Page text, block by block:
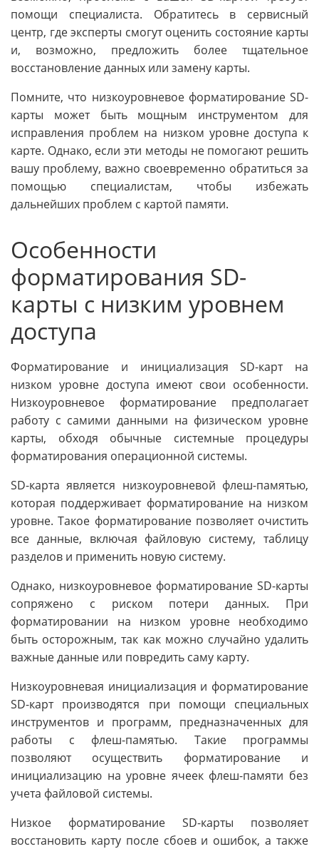
помощи специалиста. Обратитесь в сервисный
центр, где эксперты смогут оценить состояние карты
и, возможно, предложить более тщательное
восстановление данных или замену карты.
Помните, что низкоуровневое форматирование SD-
карты может быть мощным инструментом для
исправления проблем на низком уровне доступа к
карте. Однако, если эти методы не помогают решить
вашу проблему, важно своевременно обратиться за
помощью специалистам, чтобы избежать
дальнейших проблем с картой памяти.
Особенности
форматирования SD-
карты с низким уровнем
доступа
Форматирование и инициализация SD-карт на
низком уровне доступа имеют свои особенности.
Низкоуровневое форматирование предполагает
работу с самими данными на физическом уровне
карты, обходя обычные системные процедуры
форматирования операционной системы.
SD-карта является низкоуровневой флеш-памятью,
которая поддерживает форматирование на низком
уровне. Такое форматирование позволяет очистить
все данные, включая файловую систему, таблицу
разделов и применить новую систему.
Однако, низкоуровневое форматирование SD-карты
сопряжено с риском потери данных. При
форматировании на низком уровне необходимо
быть осторожным, так как можно случайно удалить
важные данные или повредить саму карту.
Низкоуровневая инициализация и форматирование
SD-карт производятся при помощи специальных
инструментов и программ, предназначенных для
работы с флеш-памятью. Такие программы
позволяют осуществить форматирование и
инициализацию на уровне ячеек флеш-памяти без
учета файловой системы.
Низкое форматирование SD-карты позволяет
восстановить карту после сбоев и ошибок, а также